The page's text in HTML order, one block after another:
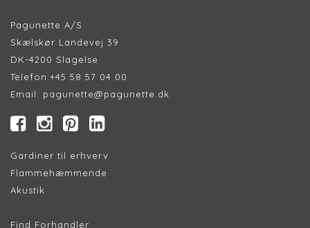
Pagunette A/S
Skælskør Landevej 39
DK-4200 Slagelse
Telefon:+45 58 57 04 00
Email: pagunette@pagunette.dk
Gardiner til erhverv
Flammehæmmende
Akustik
Find Forhandler